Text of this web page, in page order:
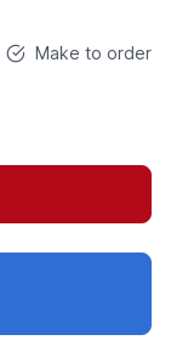
Make to order